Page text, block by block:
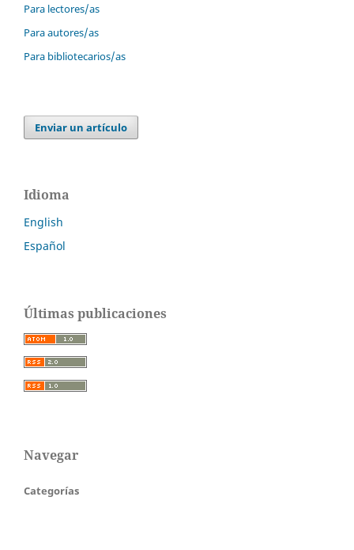
Para lectores/as
Para autores/as
Para bibliotecarios/as
Enviar un artículo
Idioma
English
Español
Últimas publicaciones
Navegar
Categorías